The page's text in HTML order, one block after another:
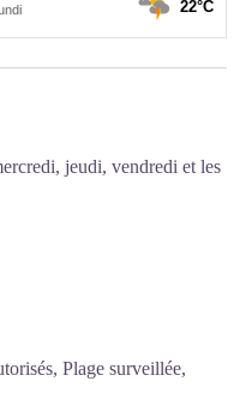
jeudi, vendredi et les
Plage surveillée,